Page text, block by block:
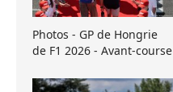
Photos - GP de Hongrie
de F1 2026 - Avant-course